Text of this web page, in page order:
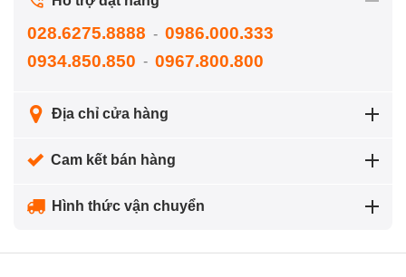
028.6275.8888 - 0986.000.333
0934.850.850 - 0967.800.800
Địa chỉ cửa hàng
Cam kết bán hàng
Hình thức vận chuyển